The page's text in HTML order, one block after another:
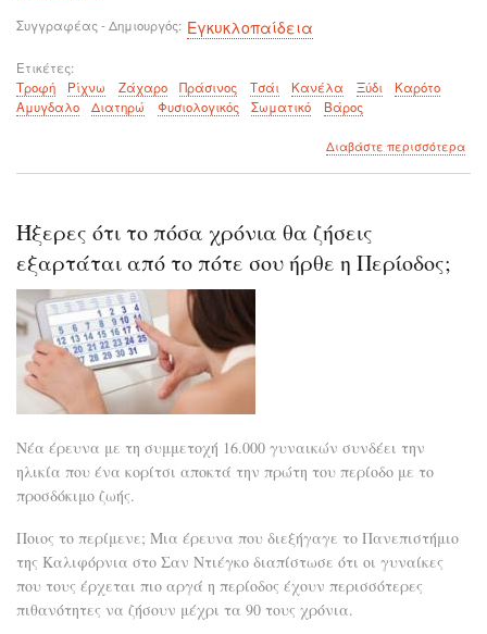
Συγγραφέας - Δημιουργός Εγκυκλοπαίδεια
Ετικέτες
Τροφή
Ρίχνω Ζάχαρο Πράσινος Τσάι Κανέλα Ξύδι
Καρότο
Αμυγδαλο
Διατηρώ Φυσιολογικός Σωματικό Βάρος
Διαβάστε περισσότεραγια
Ήξερες ότι το πόσα χρόνια θα ζήσεις
εξαρτάται από το πότε σου ήρθε η Περίοδος;
Νέα έρευνα με τη συμμετοχή 16.000 γυναικών συνδέει την
ηλικία που ένα κορίτσι αποκτά την πρώτη του περίοδο με το
προσδόκιμο ζωής.
Ποιος το περίμενε; Μια έρευνα που διεξήγαγε το Πανεπιστήμιο
της Καλιφόρνια στο Σαν Ντιέγκο διαπίστωσε ότι οι γυναίκες
που τους έρχεται πιο αργά η περίοδος έχουν περισσότερες
πιθανότητες να ζήσουν μέχρι τα 90 τους χρόνια.